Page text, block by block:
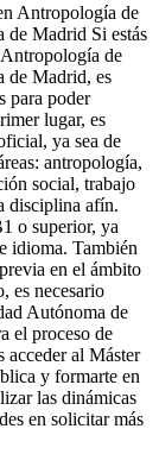
Antropología de
de Madrid Si estás
de
de Madrid, es
para poder
lugar, es
ya sea de
antropología,
social, trabajo
disciplina afín.
o superior, ya
idioma. También
en el ámbito
es necesario
Autónoma de
el proceso de
acceder al Máster
y formarte en
las dinámicas
en solicitar más